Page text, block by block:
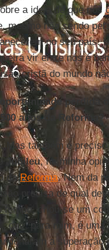
a ideia de que nós
mesmo não sendo
no seu país.
vir entre nós é
cristã do mundo
perdida
anos da Reforma?
Mas também é
Jubileu, na minha
daReforma. Nem da
precisa de qual
tempo, criou-se um
”, que, para mim, é
a